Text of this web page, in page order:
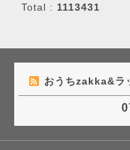
Total : 1113431
おうちzakka&